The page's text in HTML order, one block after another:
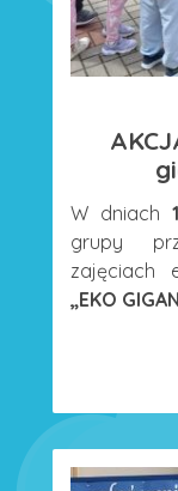
W dniach
grupy
zajęciach
„EKO